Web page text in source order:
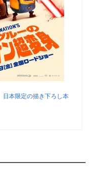
日本限定の描き下ろし本